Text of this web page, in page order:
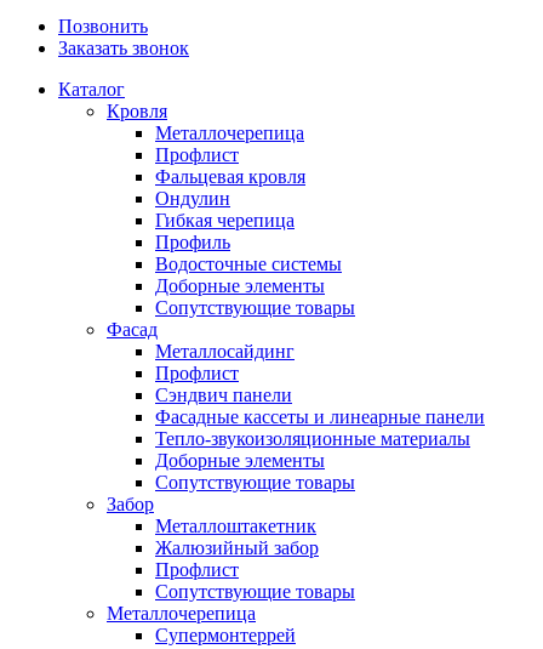
Позвонить
Заказать звонок
Каталог
Кровля
Металлочерепица
Профлист
Фальцевая кровля
Ондулин
Гибкая черепица
Профиль
Водосточные системы
Доборные элементы
Сопутствующие товары
Фасад
Металлосайдинг
Профлист
Сэндвич панели
Фасадные кассеты и линеарные панели
Тепло-звукоизоляционные материалы
Доборные элементы
Сопутствующие товары
Забор
Металлоштакетник
Жалюзийный забор
Профлист
Сопутствующие товары
Металлочерепица
Супермонтеррей